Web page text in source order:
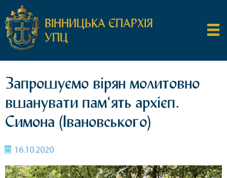
ВІННИЦЬКА ЄПАРХІЯ
УПЦ
Запрошуємо вірян молитовно
вшанувати пам‘ять архієп.
Симона (Івановського)
16.10.2020